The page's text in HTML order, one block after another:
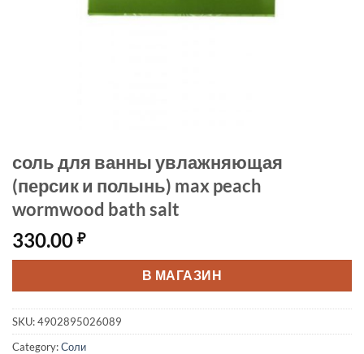
соль для ванны увлажняющая
(персик и полынь) max peach
wormwood bath salt
330.00 ₽
В МАГАЗИН
SKU:4902895026089
Category:Соли